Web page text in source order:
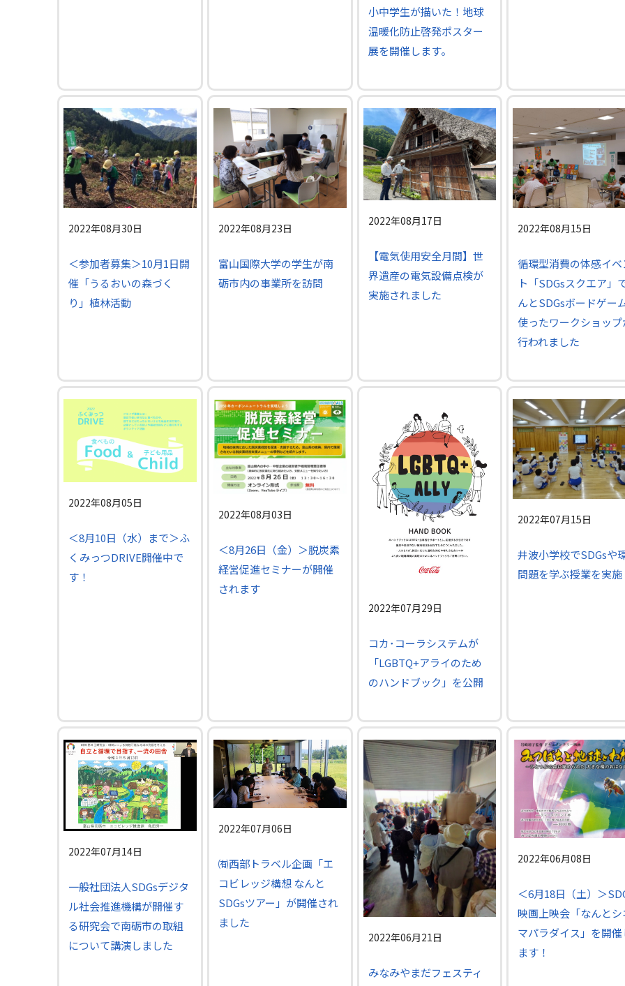
小中学生が描いた！地球
温暖化防止啓発ポスター
展を開催します。
2022年08月30日
＜参加者募集＞10月1日開
催「うるおいの森づく
り」植林活動
2022年08月23日
富山国際大学の学生が南
砺市内の事業所を訪問
2022年08月17日
【電気使用安全月間】世
界遺産の電気設備点検が
実施されました
2022年08月15日
循環型消費の体感イベ
ト「SDGsスクエア」
んとSDGsボードゲー
使ったワークショップ
行われました
2022年08月05日
＜8月10日（水）まで＞ふ
くみっつDRIVE開催中で
す！
2022年08月03日
＜8月26日（金）＞脱炭素
経営促進セミナーが開催
されます
2022年07月29日
コカ･コーラシステムが
「LGBTQ+アライのため
のハンドブック」を公開
2022年07月15日
井波小学校でSDGsや
問題を学ぶ授業を実施
2022年07月14日
一般社団法人SDGsデジタ
ル社会推進機構が開催す
る研究会で南砺市の取組
について講演しました
2022年07月06日
㈲西部トラベル企画「エ
コビレッジ構想 なんと
SDGsツアー」が開催され
ました
2022年06月21日
みなみやまだフェスティ
2022年06月08日
＜6月18日（土）＞
映画上映会「なんとシ
マパラダイス」を開催
ます！